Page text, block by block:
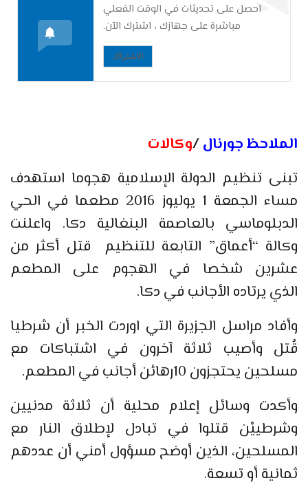
احصل على تحديثات في الوقت الفعلي
مباشرة على جهازك ، اشترك الآن.
الاشتراك
الملاحظ جورنال/وكالات
تبنى تنظيم الدولة الإسلامية هجوما استهدف
مساء الجمعة 1 يوليوز 2016 مطعما في الحي
الدبلوماسي بالعاصمة البنغالية دكا. واعلنت
وكالة “أعماق” التابعة للتنظيم قتل أكثر من
عشرين شخصا في الهجوم على المطعم
الذي يرتاده الأجانب في دكا.
وأفاد مراسل الجزيرة التي اوردت الخبر أن شرطيا
قُتل وأصيب ثلاثة آخرون في اشتباكات مع
مسلحين يحتجزون 10رهائن أجانب في المطعم.
وأكدت وسائل إعلام محلية أن ثلاثة مدنيين
وشرطييْن قتلوا في تبادل لإطلاق النار مع
المسلحين، الذين أوضح مسؤول أمني أن عددهم
ثمانية أو تسعة.